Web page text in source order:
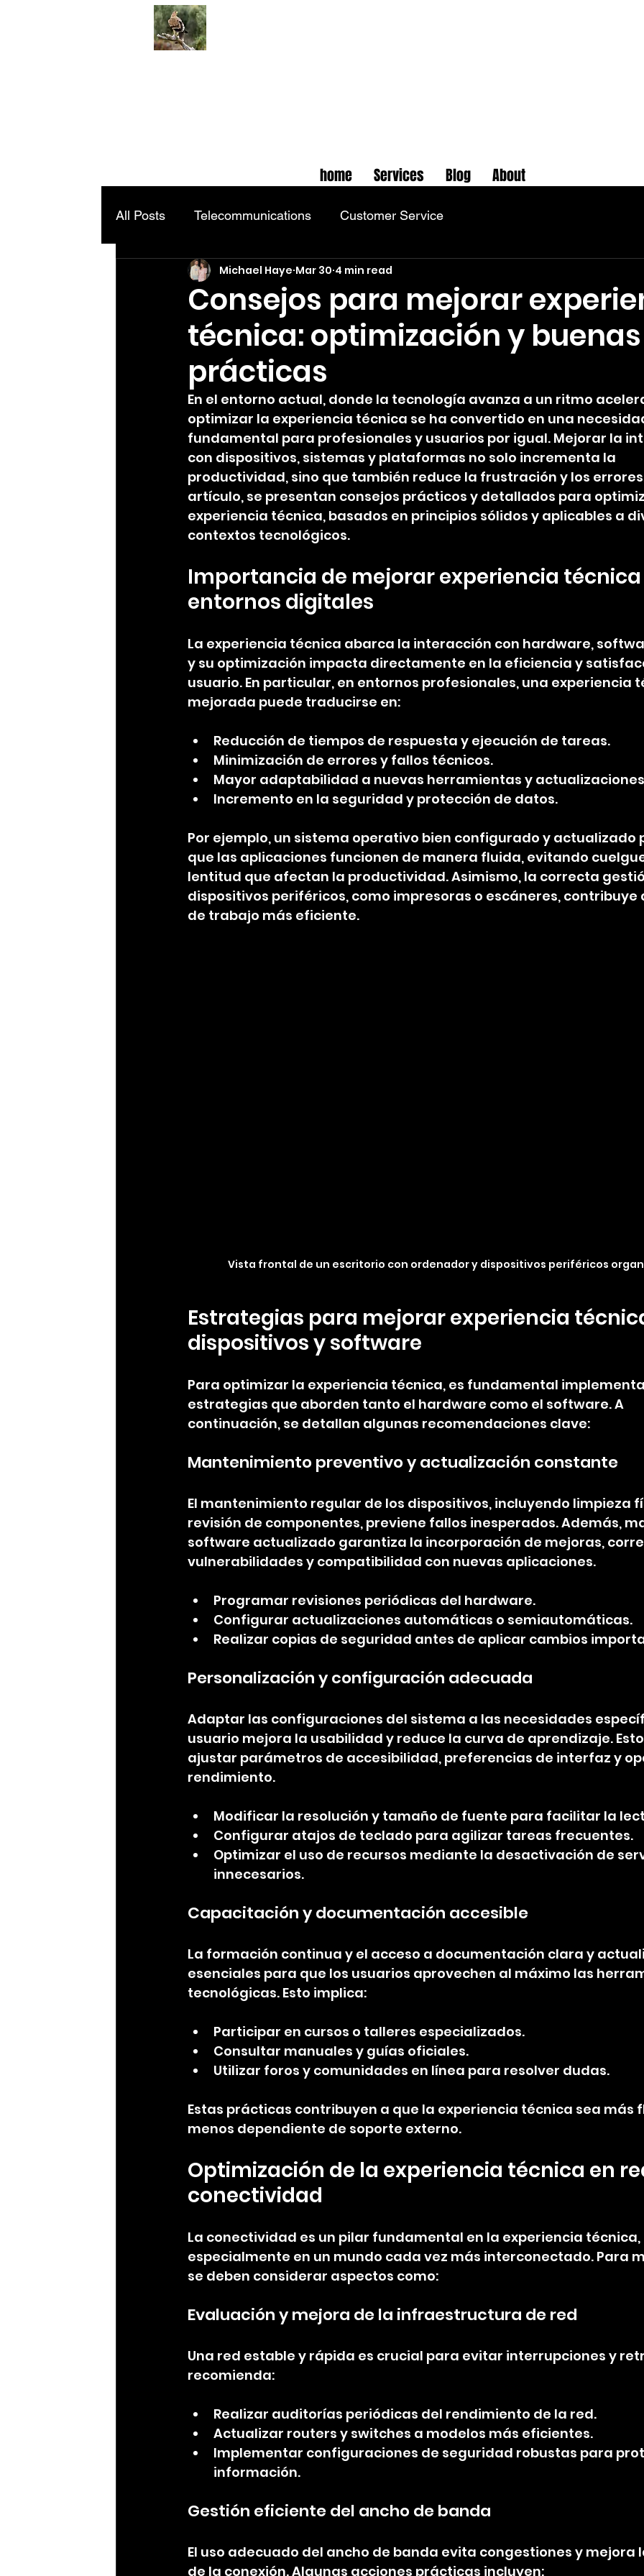
home Services Blog About
All Posts Telecommunications Customer Service
Consejos para mejorar
técnica: optimización y buenas
prácticas
Michael Haye Mar 30 4 min read
En el entorno actual, donde la tecnología avanza a un ritmo
optimizar la experiencia técnica se ha convertido en una
fundamental para profesionales y usuarios por igual. Mejorar la
con dispositivos, sistemas y plataformas no solo incrementa la
productividad, sino que también reduce la frustración y los
artículo, se presentan consejos prácticos y detallados para
experiencia técnica, basados en principios sólidos y aplicables a
contextos tecnológicos.
Importancia de mejorar experiencia técnica
entornos digitales
La experiencia técnica abarca la interacción con hardware,
y su optimización impacta directamente en la eficiencia y
usuario. En particular, en entornos profesionales, una experiencia
mejorada puede traducirse en:
Reducción de tiempos de respuesta y ejecución de tareas.
Minimización de errores y fallos técnicos.
Mayor adaptabilidad a nuevas herramientas y
Incremento en la seguridad y protección de datos.
Por ejemplo, un sistema operativo bien configurado y actualizado
que las aplicaciones funcionen de manera fluida, evitando
lentitud que afectan la productividad. Asimismo, la correcta
dispositivos periféricos, como impresoras o escáneres, contribuye
de trabajo más eficiente.
Vista frontal de un escritorio con ordenador y dispositivos periféricos
Estrategias para mejorar experiencia
dispositivos y software
Para optimizar la experiencia técnica, es fundamental
estrategias que aborden tanto el hardware como el software. A
continuación, se detallan algunas recomendaciones clave:
Mantenimiento preventivo y actualización constante
El mantenimiento regular de los dispositivos, incluyendo limpieza
revisión de componentes, previene fallos inesperados. Además,
software actualizado garantiza la incorporación de mejoras,
vulnerabilidades y compatibilidad con nuevas aplicaciones.
Programar revisiones periódicas del hardware.
Configurar actualizaciones automáticas o semiautomáticas.
Realizar copias de seguridad antes de aplicar cambios
Personalización y configuración adecuada
Adaptar las configuraciones del sistema a las necesidades
usuario mejora la usabilidad y reduce la curva de aprendizaje.
ajustar parámetros de accesibilidad, preferencias de interfaz y
rendimiento.
Modificar la resolución y tamaño de fuente para facilitar la
Configurar atajos de teclado para agilizar tareas frecuentes.
Optimizar el uso de recursos mediante la desactivación de
innecesarios.
Capacitación y documentación accesible
La formación continua y el acceso a documentación clara y
esenciales para que los usuarios aprovechen al máximo las
tecnológicas. Esto implica:
Participar en cursos o talleres especializados.
Consultar manuales y guías oficiales.
Utilizar foros y comunidades en línea para resolver dudas.
Estas prácticas contribuyen a que la experiencia técnica sea más
menos dependiente de soporte externo.
Optimización de la experiencia técnica en
conectividad
La conectividad es un pilar fundamental en la experiencia técnica,
especialmente en un mundo cada vez más interconectado. Para
se deben considerar aspectos como:
Evaluación y mejora de la infraestructura de red
Una red estable y rápida es crucial para evitar interrupciones y
recomienda:
Realizar auditorías periódicas del rendimiento de la red.
Actualizar routers y switches a modelos más eficientes.
Implementar configuraciones de seguridad robustas para
información.
Gestión eficiente del ancho de banda
El uso adecuado del ancho de banda evita congestiones y mejora
de la conexión. Algunas acciones prácticas incluyen: